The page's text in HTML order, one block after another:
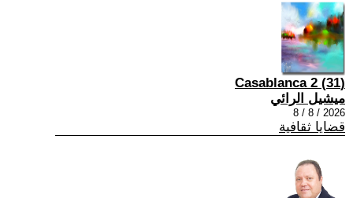
(31) Casablanca 2
ميشيل الرائي
2026 / 8 / 8
قضايا ثقافية